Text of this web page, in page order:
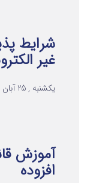
شرایط
غیر
یکشنبه , 25 آبان 1404
آموزش
افزوده